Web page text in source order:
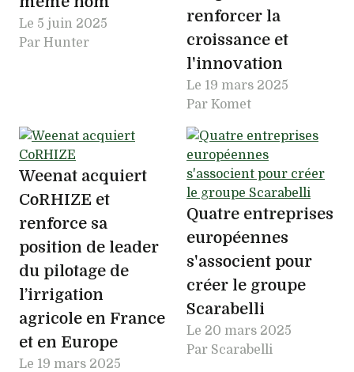
Le 5 juin 2025
Par Hunter
renforcer la
croissance et
l'innovation
Le 19 mars 2025
Par Komet
Weenat acquiert
CoRHIZE et
renforce sa
position de leader
du pilotage de
l’irrigation
agricole en France
et en Europe
Le 19 mars 2025
Quatre entreprises
européennes
s'associent pour
créer le groupe
Scarabelli
Le 20 mars 2025
Par Scarabelli